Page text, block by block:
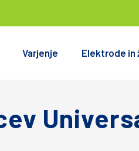
Varjenje Elektrode in